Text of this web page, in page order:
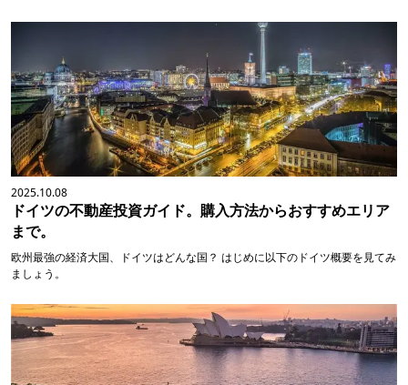
2025.10.08
ドイツの不動産投資ガイド。購入方法からおすすめエリア
まで。
欧州最強の経済大国、ドイツはどんな国？ はじめに以下のドイツ概要を見てみ
ましょう。